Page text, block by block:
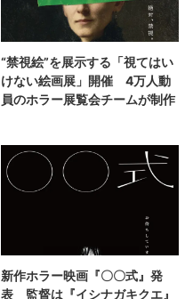
“禁視絵”を展示する「視てはい
けない絵画展」開催 4万人動
員のホラー展覧会チームが制作
新作ホラー映画『〇〇式』発
表 監督は『イシナガキクエ』